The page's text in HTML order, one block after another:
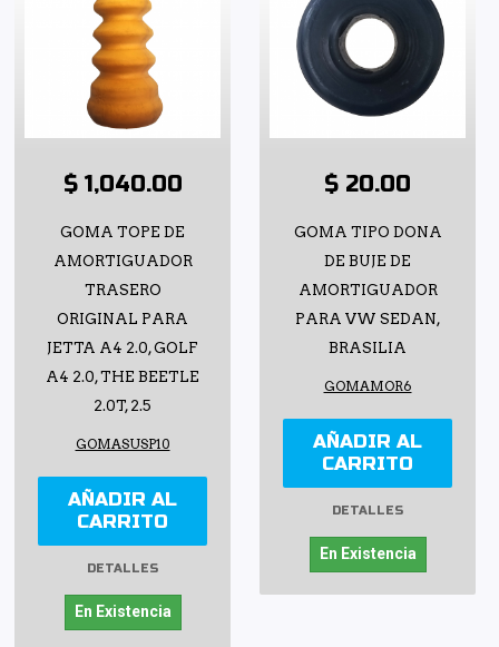
$ 1,040.00
GOMA TOPE DE
AMORTIGUADOR
TRASERO
ORIGINAL PARA
JETTA A4 2.0, GOLF
A4 2.0, THE BEETLE
2.0T, 2.5
GOMASUSP10
AÑADIR AL
CARRITO
DETALLES
En Existencia
$ 20.00
GOMA TIPO DONA
DE BUJE DE
AMORTIGUADOR
PARA VW SEDAN,
BRASILIA
GOMAMOR6
AÑADIR AL
CARRITO
DETALLES
En Existencia